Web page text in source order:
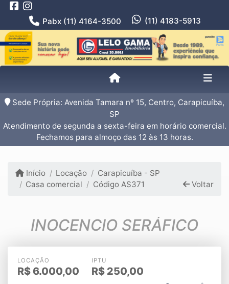
Pabx (11) 4164-3500 (11) 4183-5913
Sede Própria: Avenida Tamara nº 15, Centro, Carapicuíba,
SP
Atendimento de segunda a sexta-feira em horário comercial.
Fechamos para almoço das 12 às 13 horas.
Início Locação
Carapicuíba - SP
Casa comercial
Código AS371 Voltar
INOCENCIO SERÁFICO
LOCAÇÃO
R$ 6.000,00
IPTU
R$ 250,00